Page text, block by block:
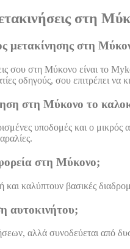
στη
μετακίνησης στη
σου στη Μύκονο είναι το
οδηγούς, σου επιτρέπει
στη Μύκονο το
υποδομές και ο μικρός
στη Μύκονο;
και καλύπτουν βασικές
αυτοκινήτου;
αλλά συνοδεύεται από